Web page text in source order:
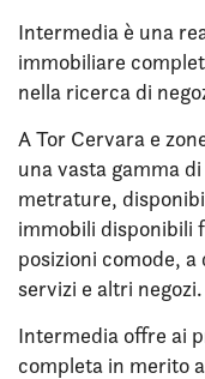
Intermedia è una
immobiliare
nella ricerca di
A Tor Cervara e
una vasta gamma
metrature,
immobili disponibili
posizioni comode, a
servizi e altri negozi.
Intermedia offre ai
completa in merito